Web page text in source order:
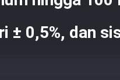
± 0,5%, dan